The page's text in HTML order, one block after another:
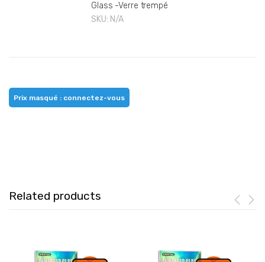
Glass -Verre trempé
SKU: N/A
Prix masqué : connectez-vous
Related products